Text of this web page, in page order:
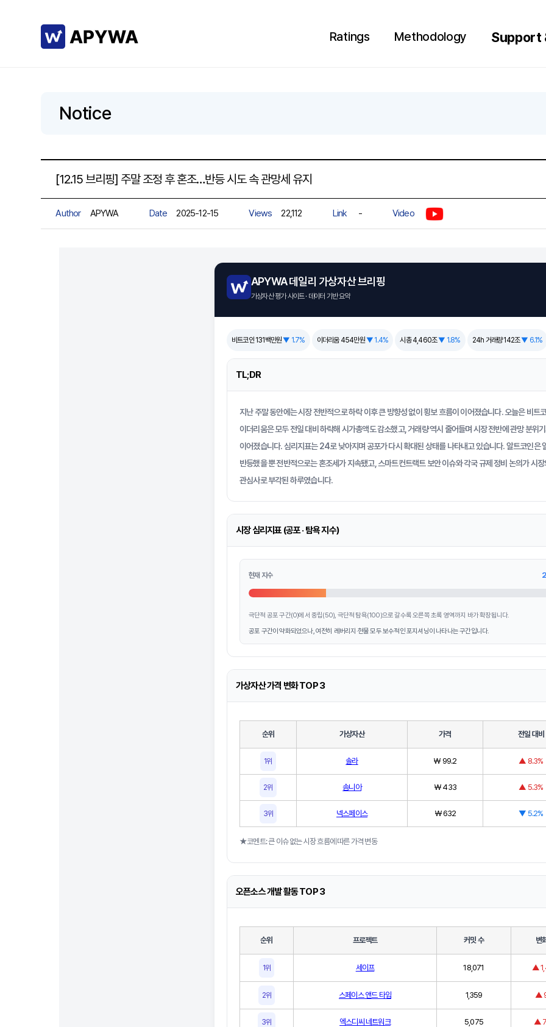
Ratings Methodology Support
SearchLanguage
Notice
[12.15 브리핑] 주말 조정 후 혼조…반등 시도 속 관망세 유지
Author APYWA Date 2025-12-15 Views 22,112 Link - Video
APYWA 데일리 가상자산 브리핑
가상자산 평가 사이트 · 데이터 기반 요약
비트코인 131백만원▼ 1.7% 이더리움 454만원▼ 1.4% 시총 4,460조▼ 1.8% 24h 거래량 142조▼ 6.1%
TL;DR
지난 주말 동안에는 시장 전반적으로 하락 이후 큰 방향성 없이 횡보 흐름이 이어졌습니다. 오늘은 비트
이더리움은 모두 전일 대비 하락해 시가총액도 감소했고, 거래량 역시 줄어들며 시장 전반에 관망 분위
이어졌습니다. 심리지표는 24로 낮아지며 공포가 다시 확대된 상태를 나타내고 있습니다. 알트코인은
반등했을 뿐 전반적으로는 혼조세가 지속됐고, 스마트컨트랙트 보안 이슈와 각국 규제 정비 논의가 시
관심사로 부각된 하루였습니다.
시장 심리지표 (공포 · 탐욕 지수)
현재 지수
극단적 공포 구간(0)에서 중립(50), 극단적 탐욕(100)으로 갈수록 오른쪽 초록 영역까지 바가 확장됩니다.
공포 구간이 약화되었으나, 여전히 레버리지·현물 모두 보수적인 포지셔닝이 나타나는 구간입니다.
가상자산 가격 변화 TOP 3
순위 가상자산 가격 전일 대비
1위 솔라 ₩ 99.2 ▲ 8.3%
2위 솜니아 ₩ 433 ▲ 5.3%
3위 넥스페이스 ₩ 632 ▼ 5.2%
★코멘트: 큰 이슈 없는 시장 흐름에 따른 가격 변동
오픈소스 개발 활동 TOP 3
순위 프로젝트 커밋 수 변
1위 세이프 18,071 ▲
2위 스페이스 앤드 타임 1,359 ▲
3위 엑스디씨 네트워크 5,075 ▲